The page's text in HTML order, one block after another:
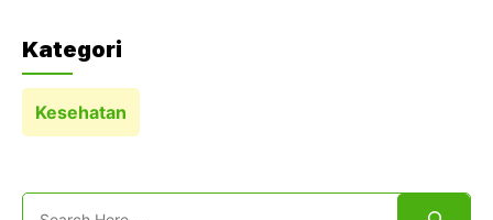
Kategori
Kesehatan